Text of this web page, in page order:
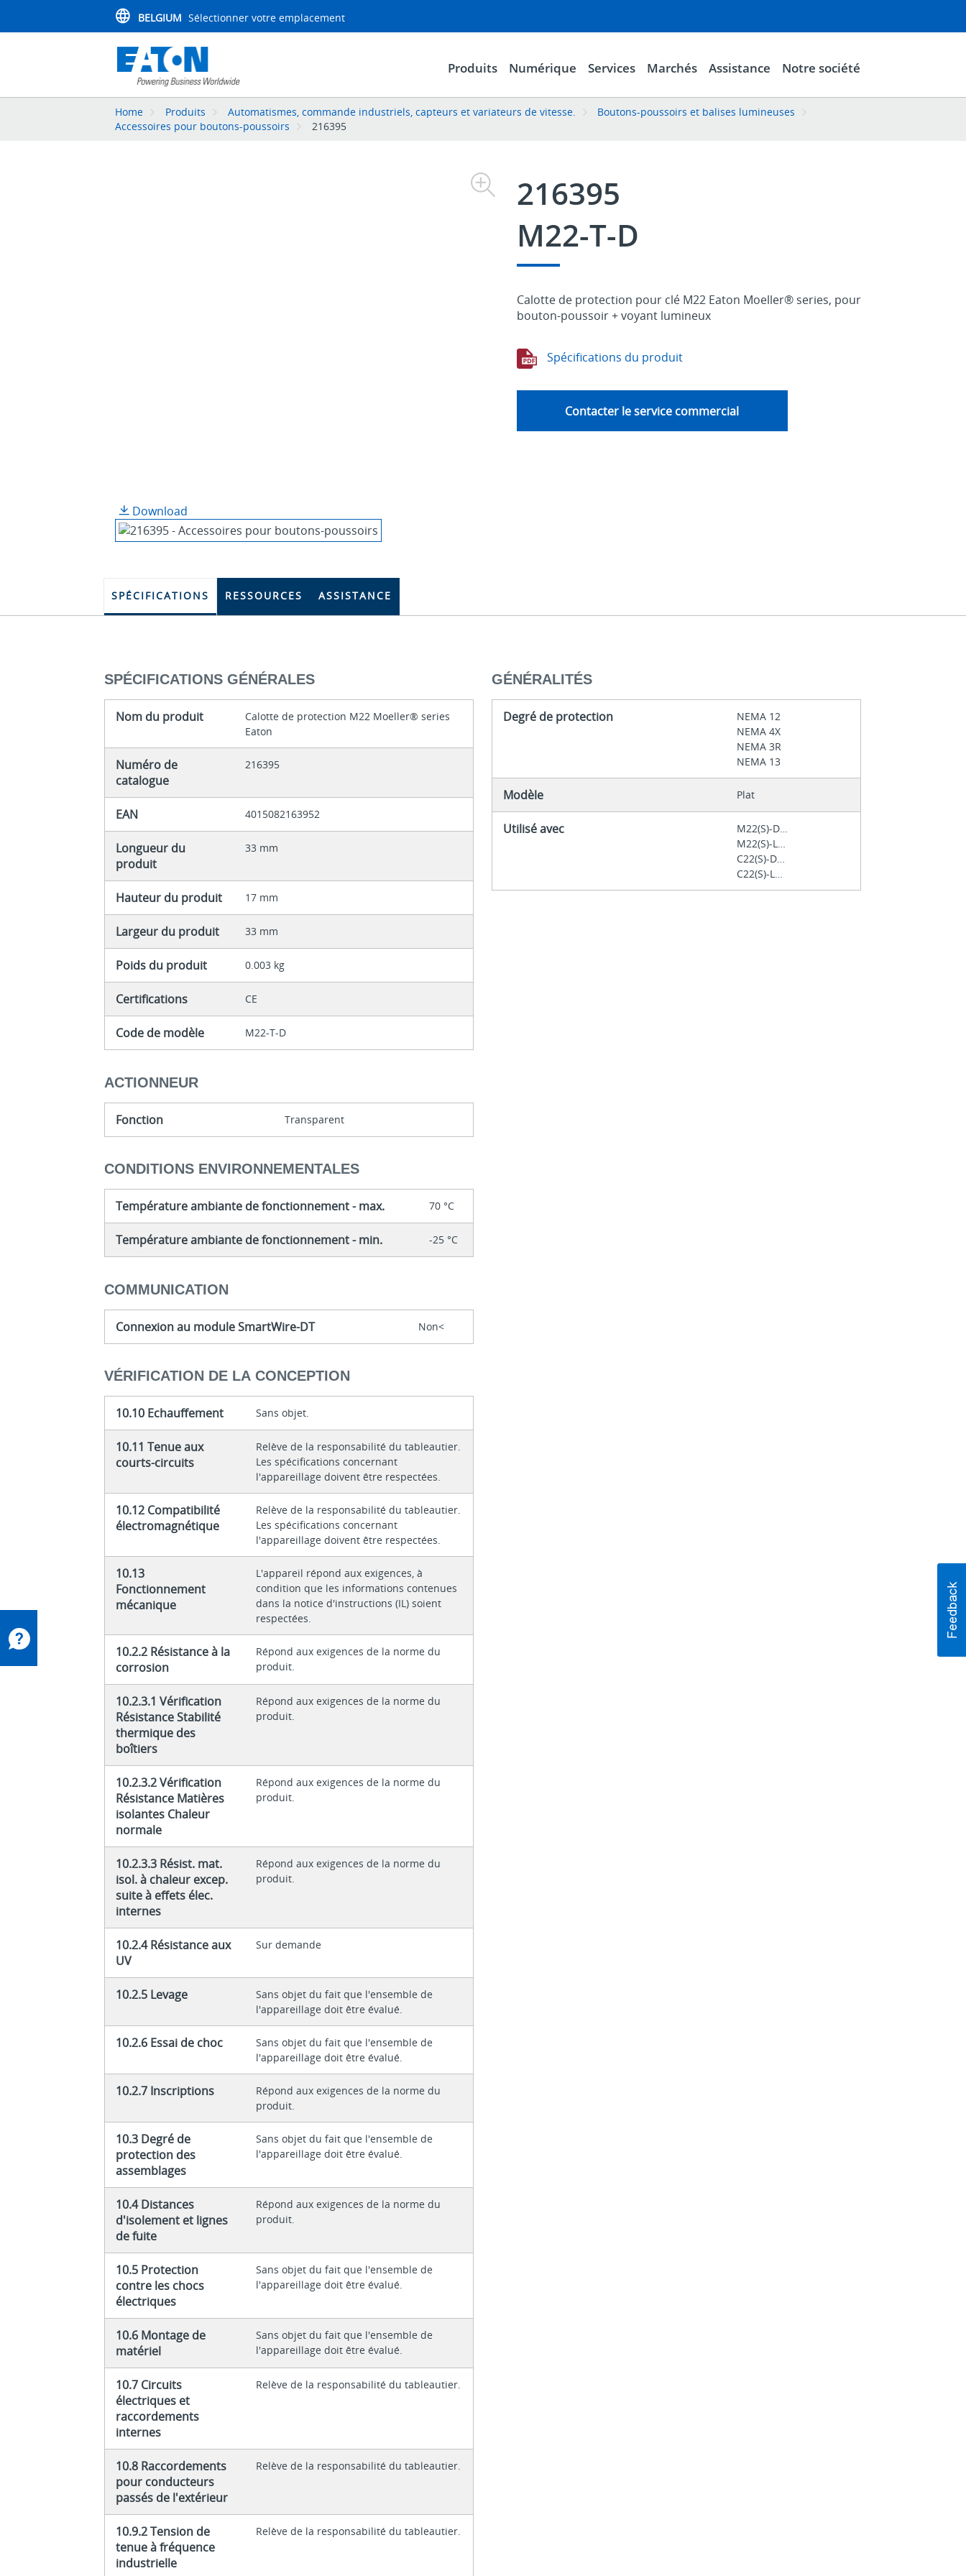
BELGIUM Sélectionner votre emplacement
Produits Numérique Services Marchés Assistance Notre société
Home Produits Automatismes, commande industriels, capteurs et variateurs de vitesse.
Boutons-poussoirs et balises lumineuses
Accessoires pour boutons-poussoirs
216395
Download
216395
M22-T-D
Calotte de protection pour clé M22 Eaton Moeller® series, pour
bouton-poussoir + voyant lumineux
Spécifications du produit
Contacter le service commercial
SPÉCIFICATIONS RESSOURCES ASSISTANCE
SPÉCIFICATIONS GÉNÉRALES
Nom du produit
Calotte de protection M22 Moeller® series
Eaton
Numéro de
catalogue
216395
EAN 4015082163952
Longueur du
produit
33 mm
Hauteur du produit 17 mm
Largeur du produit 33 mm
Poids du produit 0.003 kg
Certifications CE
Code de modèle M22-T-D
ACTIONNEUR
Fonction Transparent
CONDITIONS ENVIRONNEMENTALES
Température ambiante de fonctionnement - max. 70 °C
Température ambiante de fonctionnement - min. -25 °C
COMMUNICATION
Connexion au module SmartWire-DT Non<
VÉRIFICATION DE LA CONCEPTION
10.10 Echauffement Sans objet.
10.11 Tenue aux
courts-circuits
Relève de la responsabilité du tableautier.
Les spécifications concernant
l'appareillage doivent être respectées.
10.12 Compatibilité
électromagnétique
Relève de la responsabilité du tableautier.
Les spécifications concernant
l'appareillage doivent être respectées.
10.13
Fonctionnement
mécanique
L'appareil répond aux exigences, à
condition que les informations contenues
dans la notice d'instructions (IL) soient
respectées.
10.2.2 Résistance à la
corrosion
Répond aux exigences de la norme du
produit.
10.2.3.1 Vérification
Résistance Stabilité
thermique des
boîtiers
Répond aux exigences de la norme du
produit.
10.2.3.2 Vérification
Résistance Matières
isolantes Chaleur
normale
Répond aux exigences de la norme du
produit.
10.2.3.3 Résist. mat.
isol. à chaleur excep.
suite à effets élec.
internes
Répond aux exigences de la norme du
produit.
10.2.4 Résistance aux
UV
Sur demande
10.2.5 Levage
Sans objet du fait que l'ensemble de
l'appareillage doit être évalué.
10.2.6 Essai de choc
Sans objet du fait que l'ensemble de
l'appareillage doit être évalué.
10.2.7 Inscriptions
Répond aux exigences de la norme du
produit.
10.3 Degré de
protection des
assemblages
Sans objet du fait que l'ensemble de
l'appareillage doit être évalué.
10.4 Distances
d'isolement et lignes
de fuite
Répond aux exigences de la norme du
produit.
10.5 Protection
contre les chocs
électriques
Sans objet du fait que l'ensemble de
l'appareillage doit être évalué.
10.6 Montage de
matériel
Sans objet du fait que l'ensemble de
l'appareillage doit être évalué.
10.7 Circuits
électriques et
raccordements
internes
Relève de la responsabilité du tableautier.
10.8 Raccordements
pour conducteurs
passés de l'extérieur
Relève de la responsabilité du tableautier.
10.9.2 Tension de
tenue à fréquence
industrielle
Relève de la responsabilité du tableautier.
GÉNÉRALITÉS
Degré de protection
NEMA 12
NEMA 4X
NEMA 3R
NEMA 13
Modèle Plat
Utilisé avec
M22(S)-D…
M22(S)-L…
C22(S)-D…
C22(S)-L…